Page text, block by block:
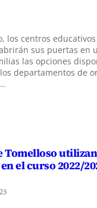
los centros
sus puertas
las opciones
departamentos de
Tomelloso
el curso 2022/